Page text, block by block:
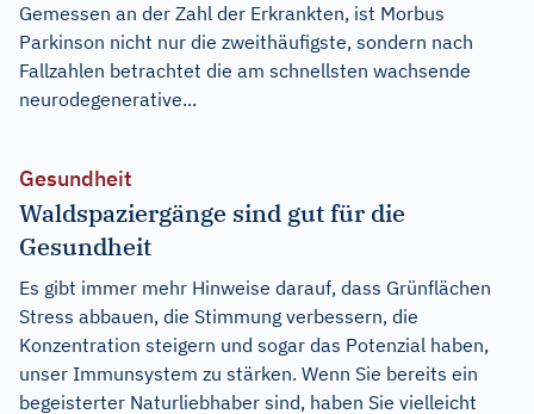
Gemessen an der Zahl der Erkrankten, ist Morbus
Parkinson nicht nur die zweithäufigste, sondern nach
Fallzahlen betrachtet die am schnellsten wachsende
neurodegenerative...
Gesundheit
Waldspaziergänge sind gut für die
Gesundheit
Es gibt immer mehr Hinweise darauf, dass Grünflächen
Stress abbauen, die Stimmung verbessern, die
Konzentration steigern und sogar das Potenzial haben,
unser Immunsystem zu stärken. Wenn Sie bereits ein
begeisterter Naturliebhaber sind, haben Sie vielleicht